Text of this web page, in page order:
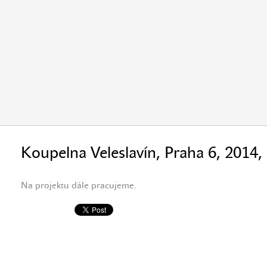
Koupelna Veleslavín, Praha 6, 2014,
Na projektu dále pracujeme.